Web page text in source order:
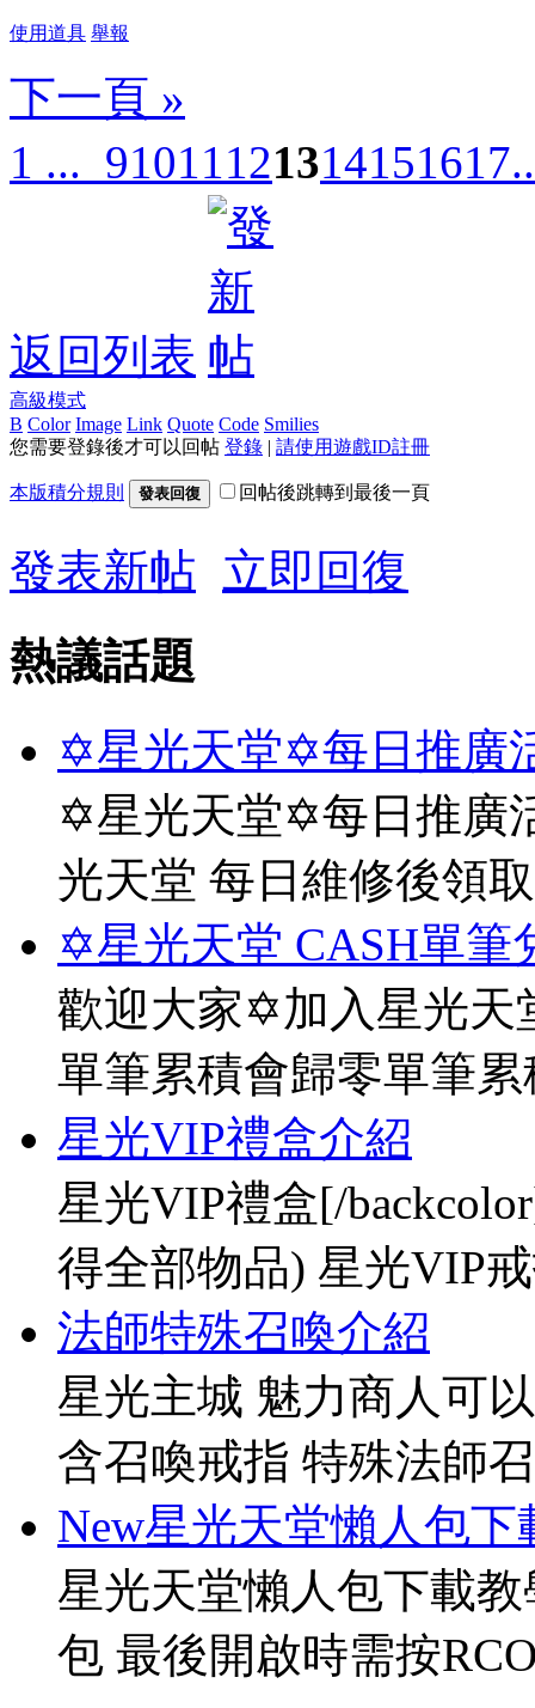
使用道具 舉報
下一頁 »
1 ... 91011121314151617
返回列表
高級模式
B Color Image Link Quote Code Smilies
您需要登錄後才可以回帖 登錄 | 請使用遊戲ID註冊
本版積分規則 發表回復 回帖後跳轉到最後一頁
發表新帖 立即回復
熱議話題
✡星光天堂✡每日推廣
✡星光天堂✡每日推廣
光天堂 每日維修後領
✡星光天堂 CASH單筆
歡迎大家✡加入星光天
單筆累積會歸零單筆
星光VIP禮盒介紹
星光VIP禮盒[/
得全部物品) 星光VIP
法師特殊召喚介紹
星光主城 魅力商人可
含召喚戒指 特殊法師
New星光天堂懶人包下
星光天堂懶人包下載
包 最後開啟時需按